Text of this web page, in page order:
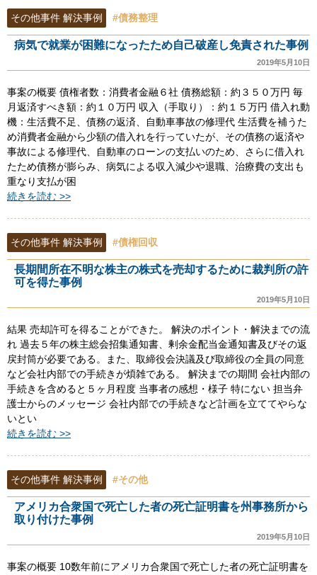
その他事件 解決事例 #債務整理
病気で就業が困難になったため自己破産し免責された事例
2019年5月10日
事案の概要 債権者数：消費者金融６社 債務総額：約３５０万円 毎
月返済すべき額：約１０万円 収入（手取り）：約１５万円 借入れ動
機：生活費不足、債務の返済、自動車事故の修理代 生活費を補うた
め消費者金融から少額の借入れを行っていたが、その債務の返済や
事故による修理代、自動車のローンの支払いのため、さらに借入れ
たため債務が膨らみ、病気による収入減少や退職、治療費の支出も
重なり支払が困
続きを読む >>
その他事件 解決事例 #債権回収
長期間所在不明な株主の株式を売却するために裁判所の許
可を得た事例
2019年5月10日
結果 売却許可を得ることができた。 解決のポイント・解決までの流
れ 過去５年の株主総会招集通知書、剰余金配当金通知書及びその返
戻封筒が必要である。また、取締役会決議及び取締役の全員の同意
など会社内部での手続きが煩雑である。 解決までの期間 会社内部の
手続きを含めると５ヶ月程度 当事者の感想・様子 特にない 担当弁
護士からのメッセージ 会社内部での手続きなど計画を立ててやらな
いとい
続きを読む >>
その他事件 解決事例 #その他
アメリカ合衆国で死亡した者の死亡証明書を州事務所から
取り付けた事例
2019年5月10日
事案の概要 10数年前にアメリカ合衆国で死亡した者の死亡証明書を